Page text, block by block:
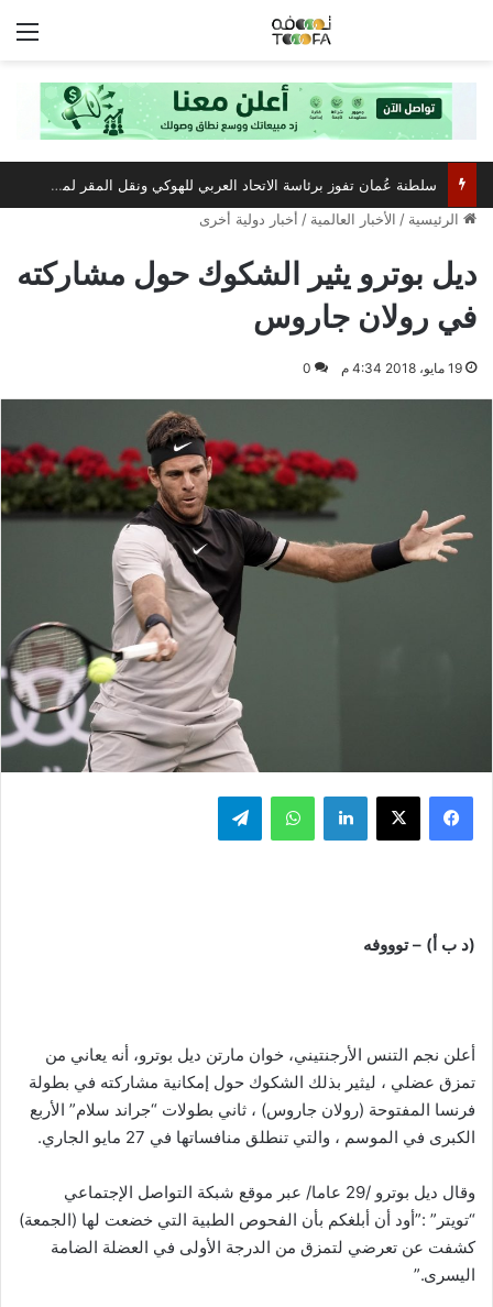
سلطنة عُمان تفوز برئاسة الاتحاد العربي للهوكي ونقل المقر لمسقط
الرئيسية / الأخبار العالمية / أخبار دولية أخرى
ديل بوترو يثير الشكوك حول مشاركته
في رولان جاروس
19 مايو، 2018 4:34 م 0
فيسبوك ‫X لينكدإن واتساب تيلقرام
(د ب أ) – توووفه
أعلن نجم التنس الأرجنتيني، خوان مارتن ديل بوترو، أنه يعاني من
تمزق عضلي ، ليثير بذلك الشكوك حول إمكانية مشاركته في بطولة
فرنسا المفتوحة (رولان جاروس) ، ثاني بطولات “جراند سلام” الأربع
الكبرى في الموسم ، والتي تنطلق منافساتها في 27 مايو الجاري.
وقال ديل بوترو /29 عاما/ عبر موقع شبكة التواصل الإجتماعي
“تويتر” :”أود أن أبلغكم بأن الفحوص الطبية التي خضعت لها (الجمعة)
كشفت عن تعرضي لتمزق من الدرجة الأولى في العضلة الضامة
اليسرى.”